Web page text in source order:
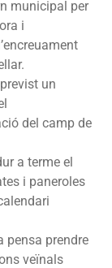
municipal per
i
un
del camp de
a terme el
i paneroles
pensa prendre
veïnals